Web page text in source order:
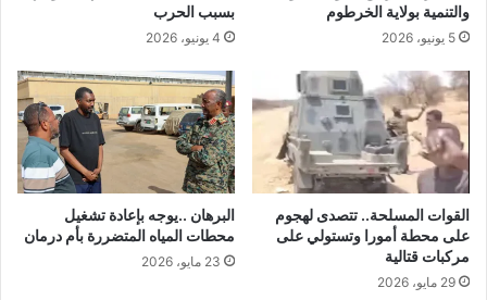
والتنمية بولاية الخرطوم
5 يونيو، 2026
بسبب الحرب
4 يونيو، 2026
القوات المسلحة.. تتصدى لهجوم
على محطة أمورا وتستولي على
مركبات قتالية
29 مايو، 2026
البرهان ..يوجه بإعادة تشغيل
محطات المياه المتضررة بأم درمان
23 مايو، 2026